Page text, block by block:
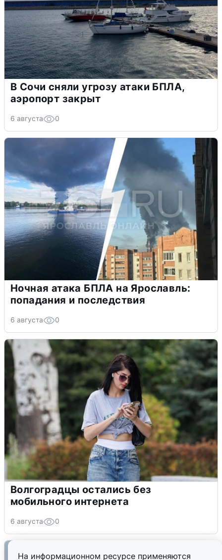
На информационном ресурсе применяются
В Сочи сняли угрозу атаки БПЛА,
аэропорт закрыт
6 августа 0
Ночная атака БПЛА на Ярославль:
попадания и последствия
6 августа 0
Волгоградцы остались без
мобильного интернета
6 августа 0